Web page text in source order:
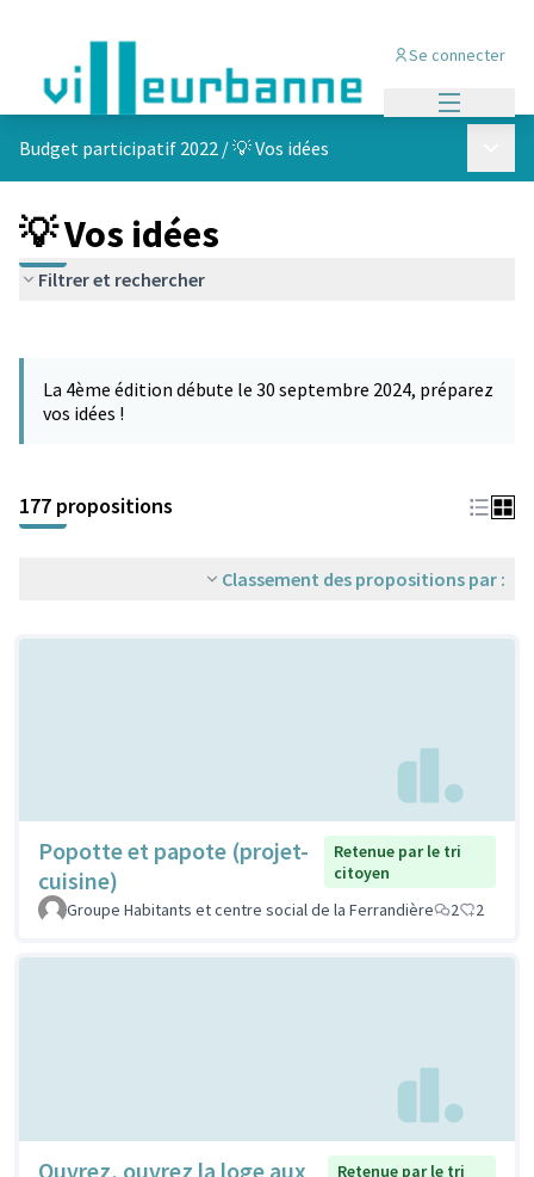
Se connecter
Budget participatif 2022 /💡 Vos idées
💡 Vos idées
Filtrer et rechercher
−
La 4ème édition débute le 30 septembre 2024, préparez
vos idées !
177 propositions
Classement des propositions par :
Popotte et papote (projet-
cuisine)
Retenue par le tri
citoyen
Groupe Habitants et centre social de la Ferrandière
2 2
Ouvrez, ouvrez la loge aux
Retenue par le tri